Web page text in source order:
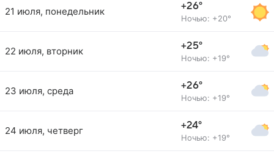
21 июля, понедельник +26°
Ночью: +20°
22 июля, вторник +25°
Ночью: +19°
23 июля, среда +26°
Ночью: +19°
24 июля, четверг +24°
Ночью: +19°